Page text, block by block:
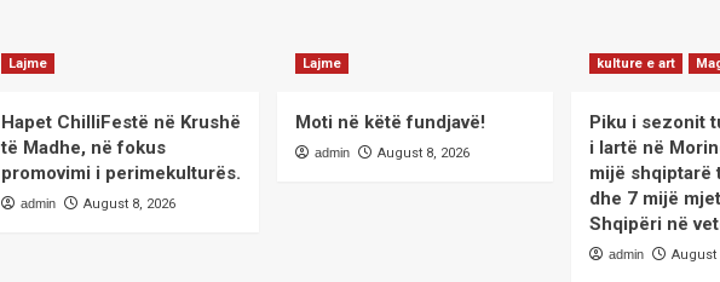
Lajme
Hapet ChilliFestë në Krushë
të Madhe, në fokus
promovimi i perimekulturës.
admin August 8, 2026
Lajme
Moti në këtë fundjavë!
admin August 8, 2026
kulture e art
Piku i sezonit
i lartë në
mijë shqiptarë
dhe 7 mijë
Shqipëri në
admin August